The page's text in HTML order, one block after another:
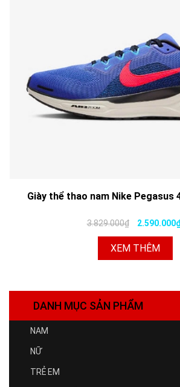
Giày thể thao nam Nike Pegasus
3.829.000₫
XEM THÊM
DANH MỤC SẢN PHẨM
NAM
NỮ
TRẺ EM